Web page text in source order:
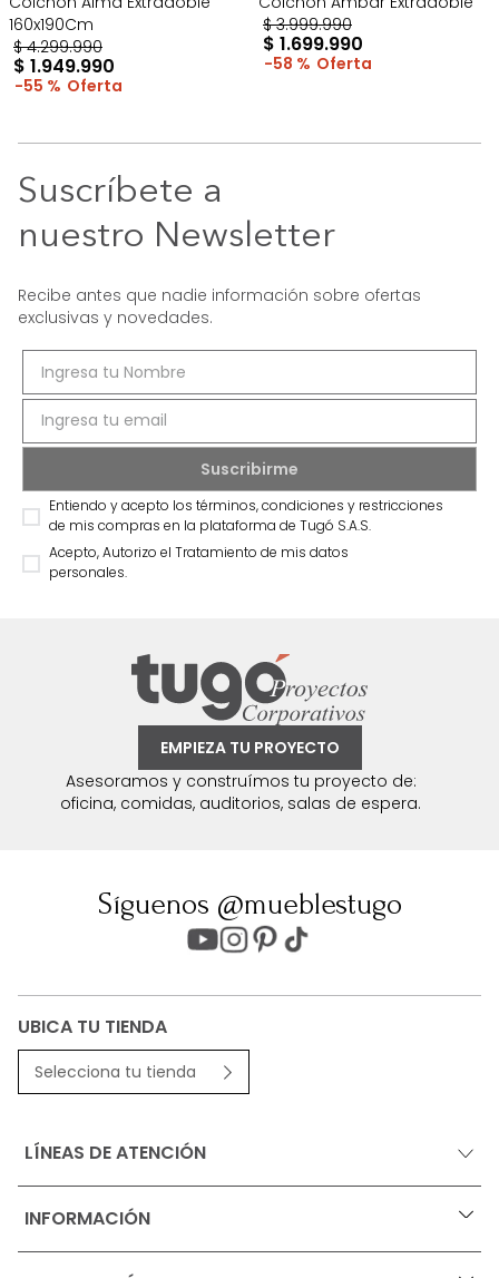
160x190Cm
$ 4.299.990
$ 1.949.990
55 %
$ 3.999.990
$ 1.699.990
58 %
Suscríbete a
nuestro Newsletter
Recibe antes que nadie información sobre ofertas
exclusivas y novedades.
Entiendo y acepto los términos, condiciones y restricciones
de mis compras en la plataforma de Tugó S.A.S.
Acepto, Autorizo el Tratamiento de mis datos
personales.
EMPIEZA TU PROYECTO
Asesoramos y construímos tu proyecto de:
oficina, comidas, auditorios, salas de espera.
Síguenos @mueblestugo
UBICA TU TIENDA
Selecciona tu tienda
LÍNEAS DE ATENCIÓN
INFORMACIÓN +